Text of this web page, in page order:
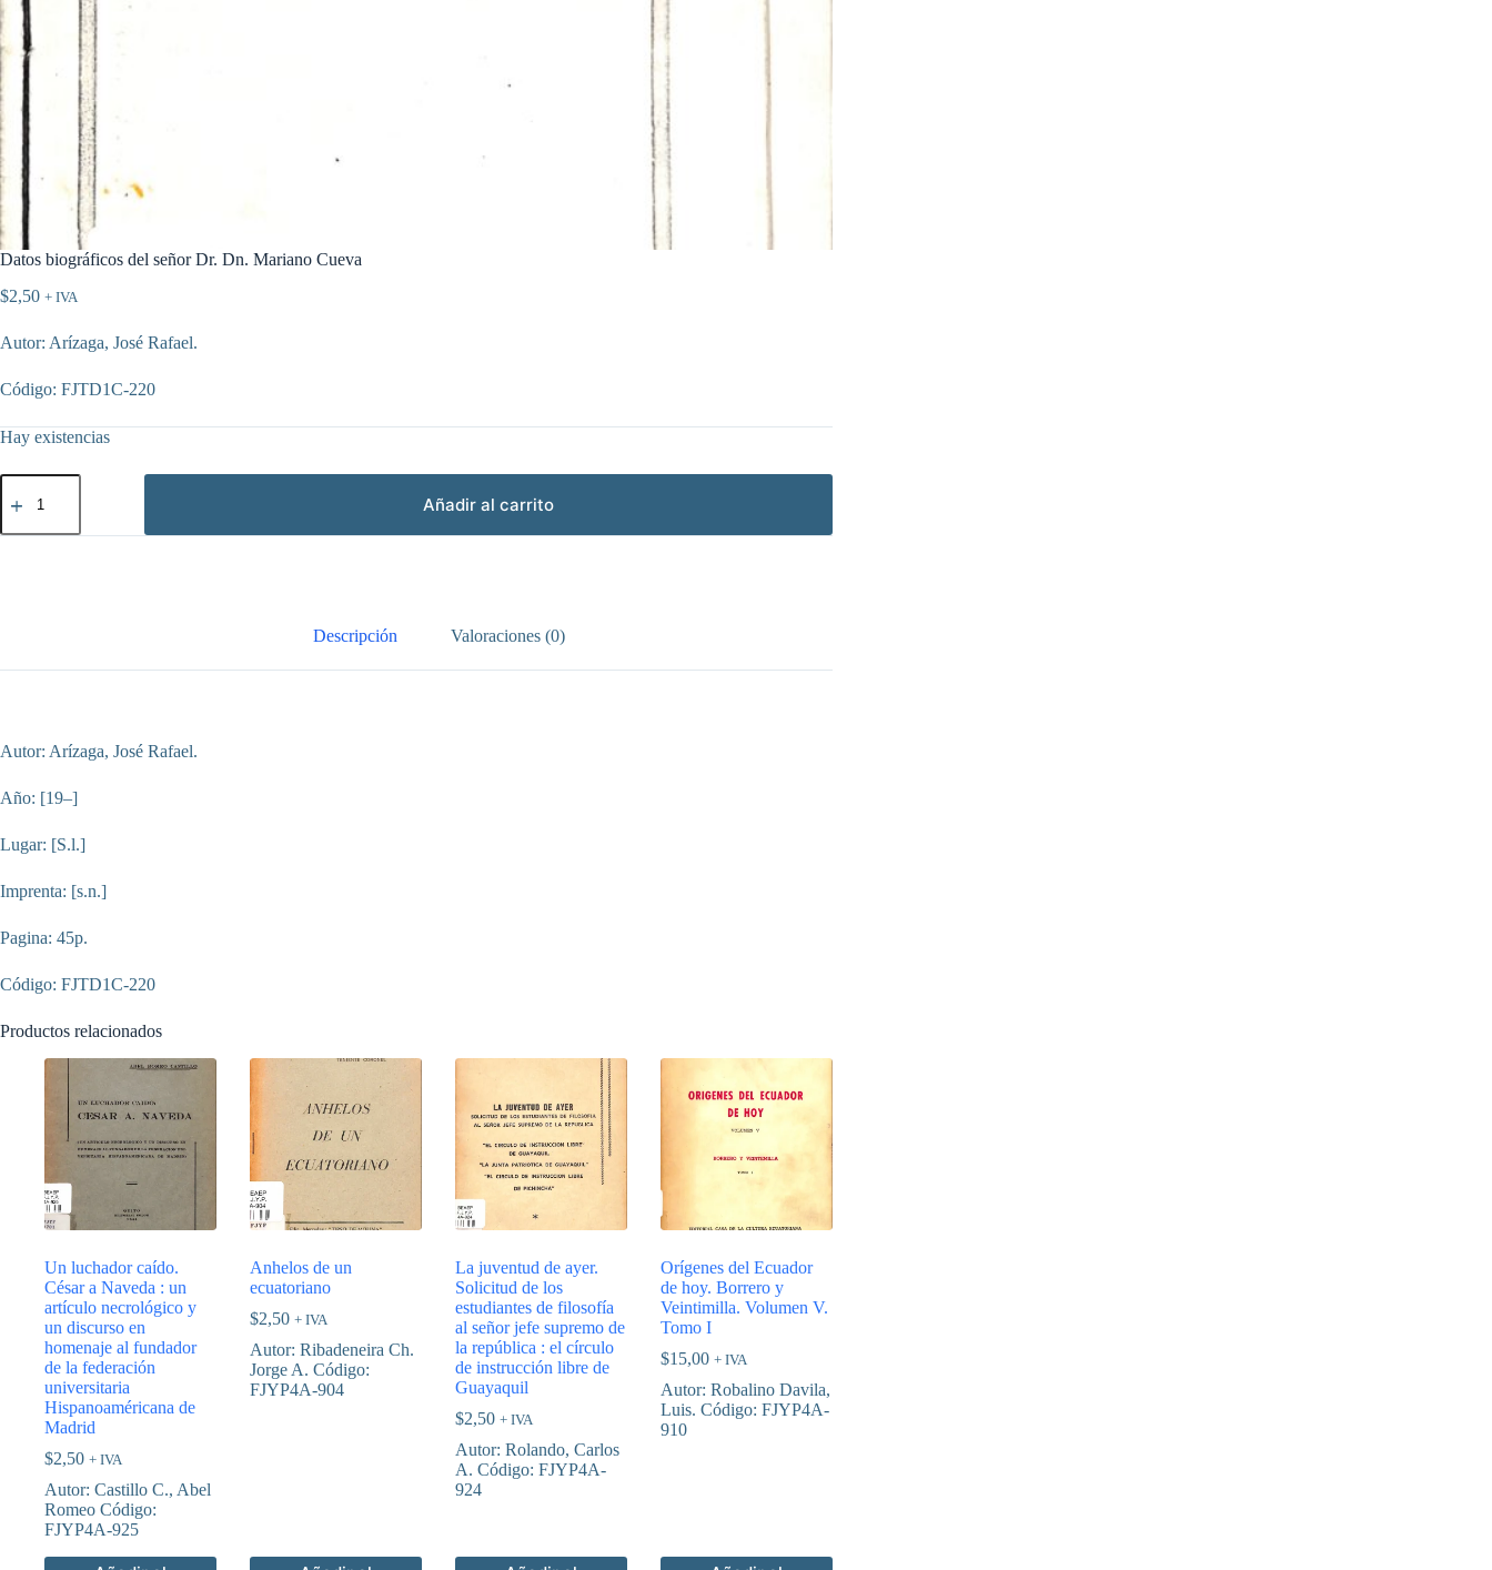
Datos biográficos del señor Dr. Dn. Mariano Cueva
$2,50 + IVA
Autor: Arízaga, José Rafael.
Código: FJTD1C-220
Hay existencias
Datos
biográficos
señor
Añadir al carrito
Descripción Valoraciones (0)
Autor: Arízaga, José Rafael.
Año: [19–]
Lugar: [S.l.]
Imprenta: [s.n.]
Pagina: 45p.
Código: FJTD1C-220
Productos relacionados
Un luchador caído.
César a Naveda : un
artículo necrológico y
un discurso en
homenaje al fundador
de la federación
universitaria
Hispanoaméricana de
Madrid
$2,50 + IVA
Autor: Castillo C., Abel
Romeo Código:
FJYP4A-925
Anhelos de un
ecuatoriano
$2,50 + IVA
Autor: Ribadeneira Ch.
Jorge A. Código:
FJYP4A-904
La juventud de ayer.
Solicitud de los
estudiantes de filosofía
al señor jefe supremo de
la república : el círculo
de instrucción libre de
Guayaquil
$2,50 + IVA
Autor: Rolando, Carlos
A. Código: FJYP4A-
924
Orígenes del Ecuador
de hoy. Borrero y
Veintimilla. Volumen V.
Tomo I
$15,00 + IVA
Autor: Robalino Davila,
Luis. Código: FJYP4A-
910